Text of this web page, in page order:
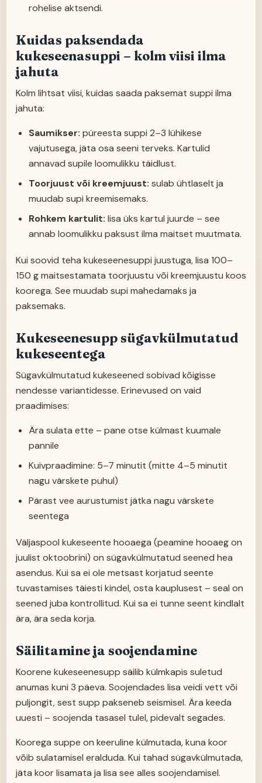
rohelise aktsendi.
Kuidas paksendada
kukeseenasuppi – kolm viisi ilma
jahuta
Kolm lihtsat viisi, kuidas saada paksemat suppi ilma
jahuta:
Saumikser: püreesta suppi 2–3 lühikese
vajutusega, jäta osa seeni terveks. Kartulid
annavad supile loomulikku täidlust.
Toorjuust või kreemjuust: sulab ühtlaselt ja
muudab supi kreemisemaks.
Rohkem kartulit: lisa üks kartul juurde – see
annab loomulikku paksust ilma maitset muutmata.
Kui soovid teha kukeseenesuppi juustuga, lisa 100–
150 g maitsestamata toorjuustu või kreemjuustu koos
koorega. See muudab supi mahedamaks ja
paksemaks.
Kukeseenesupp sügavkülmutatud
kukeseentega
Sügavkülmutatud kukeseened sobivad kõigisse
nendesse variantidesse. Erinevused on vaid
praadimises:
Ära sulata ette – pane otse külmast kuumale
pannile
Kuivpraadimine: 5–7 minutit (mitte 4–5 minutit
nagu värskete puhul)
Pärast vee aurustumist jätka nagu värskete
seentega
Väljaspool kukeseente hooaega (peamine hooaeg on
juulist oktoobrini) on sügavkülmutatud seened hea
asendus. Kui sa ei ole metsast korjatud seente
tuvastamises täiesti kindel, osta kauplusest – seal on
seened juba kontrollitud. Kui sa ei tunne seent kindlalt
ära, ära seda korja.
Säilitamine ja soojendamine
Koorene kukeseenesupp säilib külmkapis suletud
anumas kuni 3 päeva. Soojendades lisa veidi vett või
puljongit, sest supp pakseneb seismisel. Ära keeda
uuesti – soojenda tasasel tulel, pidevalt segades.
Koorega suppe on keeruline külmutada, kuna koor
võib sulatamisel eralduda. Kui tahad sügavkülmutada,
jäta koor lisamata ja lisa see alles soojendamisel.